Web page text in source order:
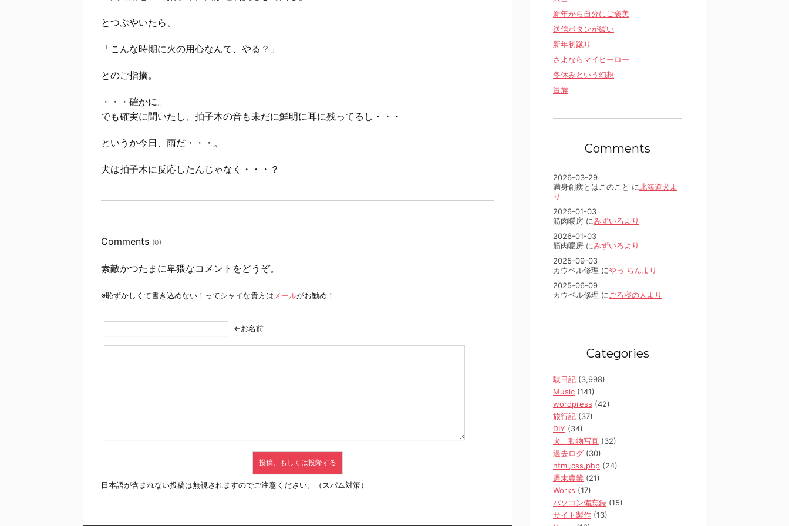
とつぶやいたら、
「こんな時期に火の用心なんて、やる？」
とのご指摘。
・・・確かに。
でも確実に聞いたし、拍子木の音も未だに鮮明に耳に残ってるし・・・
というか今日、雨だ・・・。
犬は拍子木に反応したんじゃなく・・・？
Comments (0)
素敵かつたまに卑猥なコメントをどうぞ。
※恥ずかしくて書き込めない！ってシャイな貴方は メールがお勧め！
←お名前
日本語が含まれない投稿は無視されますのでご注意ください。（スパム対策）
新年から自分にご褒美
送信ボタンが緩い
新年初蹴り
さよならマイヒーロー
冬休みという幻想
貴族
Comments
2026-03-29
満身創痍とはこのこと に北海道犬よ
り
2026-01-03
筋肉暖房 にみずいろより
2026-01-03
筋肉暖房 にみずいろより
2025-09-03
カウベル修理 にやっ ちんより
2025-06-09
カウベル修理 に ごろ寝の人より
Categories
駄日記 (3,998)
Music (141)
wordpress (42)
旅行記 (37)
DIY (34)
犬、動物写真 (32)
過去ログ (30)
html,css,php (24)
週末農業 (21)
Works (17)
パソコン備忘録 (15)
サイト製作 (13)